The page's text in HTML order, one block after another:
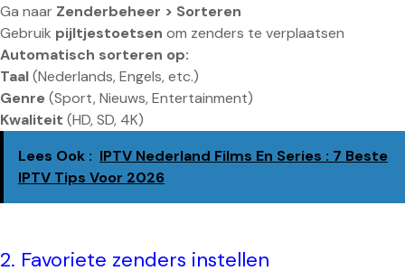
Ga naar Zenderbeheer > Sorteren
Gebruik pijltjestoetsen om zenders te verplaatsen
Automatisch sorteren op:
Taal(Nederlands, Engels, etc.)
Genre (Sport, Nieuws, Entertainment)
Kwaliteit (HD, SD, 4K)
Lees Ook : IPTV Nederland Films En Series : 7 Beste
IPTV Tips Voor 2026
2. Favoriete zenders instellen